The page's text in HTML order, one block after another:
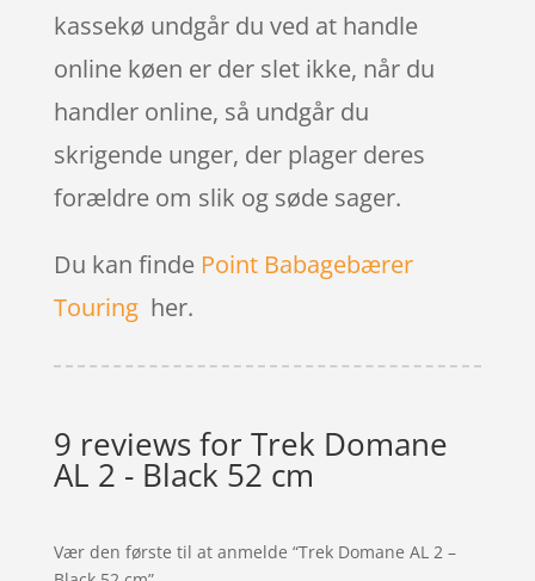
kassekø undgår du ved at handle
online køen er der slet ikke, når du
handler online, så undgår du
skrigende unger, der plager deres
forældre om slik og søde sager.
Du kan finde Point Babagebærer
Touringher.
9 reviews forTrek Domane
AL 2 - Black 52 cm
Vær den første til at anmelde “Trek Domane AL 2 –